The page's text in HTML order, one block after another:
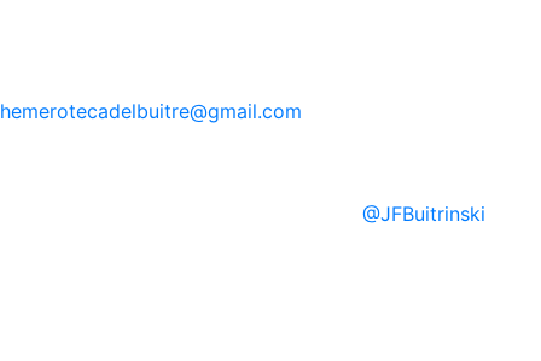
hemerotecadelbuitre@gmail.com
@JFBuitrinski